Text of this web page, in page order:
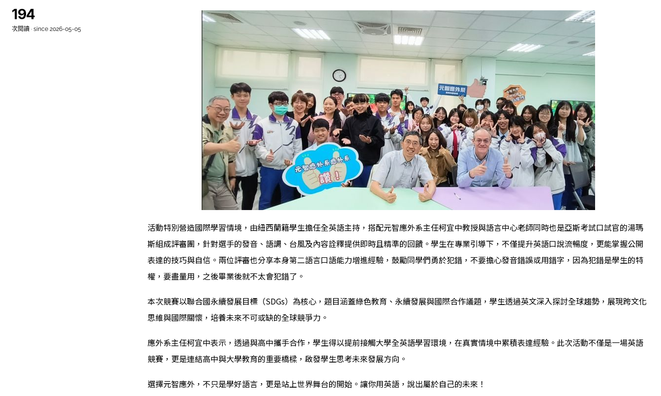
194
次閱讀 · since 2026-05-05
活動特別營造國際學習情境，由紐西蘭籍學生擔任全英語主持，搭配元智應外系主任柯宜中教授與語言中心老師同時也是亞斯考試口試官的湯瑪
斯組成評審團，針對選手的發音、語調、台風及內容詮釋提供即時且精準的回饋。學生在專業引導下，不僅提升英語口說流暢度，更能掌握公開
表達的技巧與自信。兩位評審也分享本身第二語言口語能力增進經驗，鼓勵同學們勇於犯錯，不要擔心發音錯誤或用錯字，因為犯錯是學生的特
權，要盡量用，之後畢業後就不太會犯錯了。
本次競賽以聯合國永續發展目標（SDGs）為核心，題目涵蓋綠色教育、永續發展與國際合作議題，學生透過英文深入探討全球趨勢，展現跨文化
思維與國際關懷，培養未來不可或缺的全球競爭力。
應外系主任柯宜中表示，透過與高中攜手合作，學生得以提前接觸大學全英語學習環境，在真實情境中累積表達經驗。此次活動不僅是一場英語
競賽，更是連結高中與大學教育的重要橋樑，啟發學生思考未來發展方向。
選擇元智應外，不只是學好語言，更是站上世界舞台的開始。讓你用英語，說出屬於自己的未來！